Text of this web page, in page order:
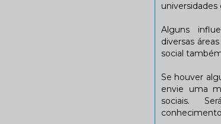
universidades
Alguns
diversas
social
Se houver
envie uma
sociais.